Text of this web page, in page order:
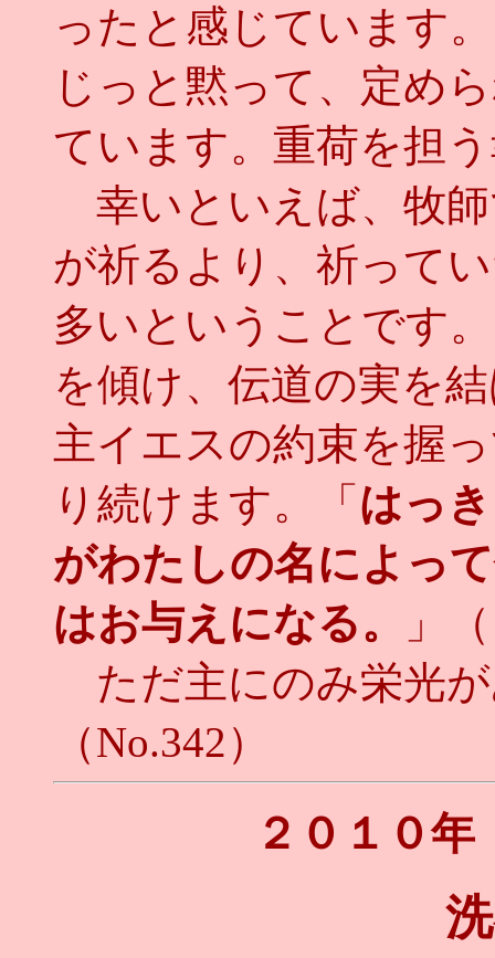
ったと感じています
じっと黙って、定め
ています。重荷を担
幸いといえば、牧
が祈るより、祈って
多いということです
を傾け、伝道の実を
主イエスの約束を握
り続けます。「 はっ
がわたしの名によっ
はお与えになる。
」
ただ主にのみ栄光
（No.342）
２０１０